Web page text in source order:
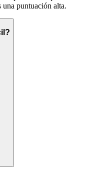
puntuación alta.